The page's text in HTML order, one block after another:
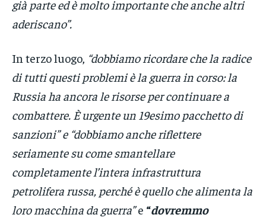
già parte ed è molto importante che anche altri
aderiscano”.
In terzo luogo, “dobbiamo ricordare che la radice
di tutti questi problemi è la guerra in corso: la
Russia ha ancora le risorse per continuare a
combattere. È urgente un 19esimo pacchetto di
sanzioni” e “dobbiamo anche riflettere
seriamente su come smantellare
completamente l’intera infrastruttura
petrolifera russa, perché è quello che alimenta la
loro macchina da guerra”e “dovremmo